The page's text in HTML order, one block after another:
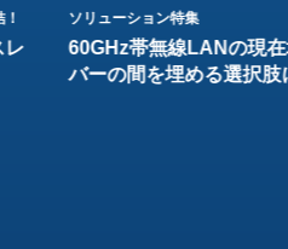
レ
ソリューション特集
60GHz帯無線LANの現
バーの間を埋める選択肢